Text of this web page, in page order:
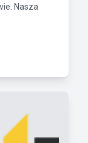
Nasza